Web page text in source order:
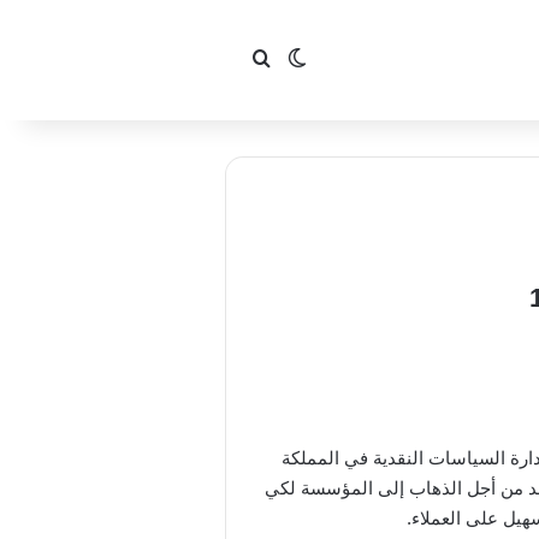
الوضع المظلم
بحث عن
السياسات النقدية في المملكة
من أجل الذهاب إلى المؤسسة لكي
على العملاء.